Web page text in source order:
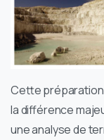
Cette préparation
la différence
une analyse de